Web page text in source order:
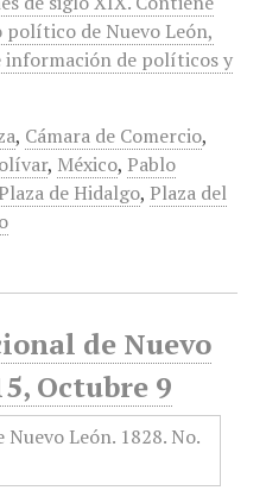
de Nuevo León,
información de políticos y
, Cámara de Comercio,
, México, Pablo
Plaza de Hidalgo, Plaza del
de Nuevo
Octubre 9